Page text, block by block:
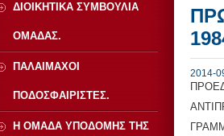
2014-
ΔΙΟΙΚΗΤΙΚΑ ΣΥΜΒΟΥΛΙΑ
ΟΜΑΔΑΣ.
ΠΑΛΑΙΜΑΧΟΙ
ΠΟΔΟΣΦΑΙΡΙΣΤΕΣ.
Η ΟΜΑΔΑ ΥΠΟΔΟΜΗΣ ΤΗΣ